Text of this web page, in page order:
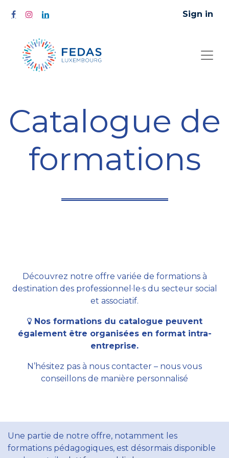
Sign in
Catalogue de
formations
Découvrez notre offre variée de formations à
destination des professionnel·le·s du secteur social
et associatif.
Nos formations du catalogue peuvent
également être organisées en format intra-
entreprise.
N’hésitez pas à nous contacter – nous vous
conseillons de manière personnalisé
Une partie de notre offre, notamment les
formations pédagogiques, est désormais disponible